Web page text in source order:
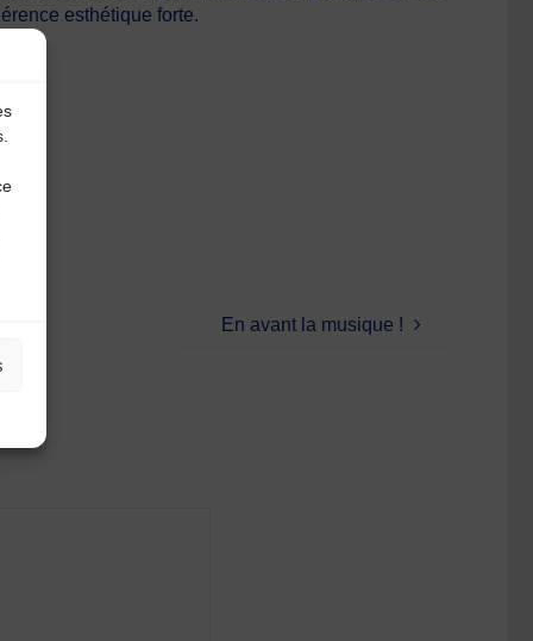
esthétique forte.
En avant la musique !